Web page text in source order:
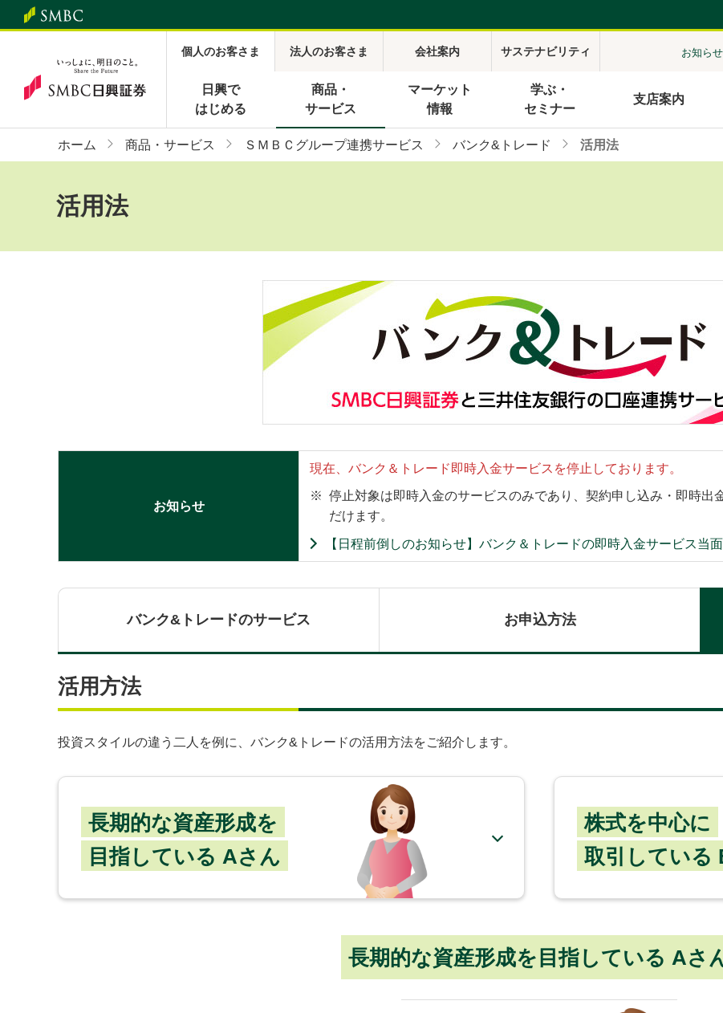
個人のお客さま 法人のお客さま 会社案内 サステナビリティ お知らせ
日興で
はじめる
商品・
サービス
マーケット
情報
学ぶ・
セミナー
支店案内
ホーム 商品・サービス ＳＭＢＣグループ連携サービス バンク&トレード 活用法
活用法
お知らせ
現在、バンク＆トレード即時入金サービスを停止しております。
※ 停止対象は即時入金のサービスのみであり、契約申し込み・即時出
だけます。
【日程前倒しのお知らせ】バンク＆トレードの即時入金サービス当
バンク& トレードのサービス お申込方法
活用方法
投資スタイルの違う二人を例に、バンク&トレードの活用方法をご紹介します。
長期的な資産形成を
目指している Aさん
株式を中心に
取引している
長期的な資産形成を目指している Aさ